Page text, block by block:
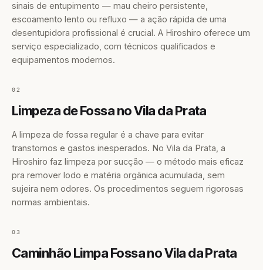
sinais de entupimento — mau cheiro persistente,
escoamento lento ou refluxo — a ação rápida de uma
desentupidora profissional é crucial. A Hiroshiro oferece um
serviço especializado, com técnicos qualificados e
equipamentos modernos.
02
Limpeza de Fossa no Vila da Prata
A limpeza de fossa regular é a chave para evitar
transtornos e gastos inesperados. No Vila da Prata, a
Hiroshiro faz limpeza por sucção — o método mais eficaz
pra remover lodo e matéria orgânica acumulada, sem
sujeira nem odores. Os procedimentos seguem rigorosas
normas ambientais.
03
Caminhão Limpa Fossa no Vila da Prata